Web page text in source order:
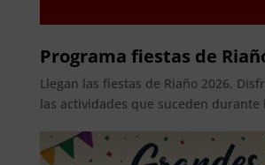
Programa fiestas de
Llegan las fiestas de Riaño 2026.
las actividades que suceden durante